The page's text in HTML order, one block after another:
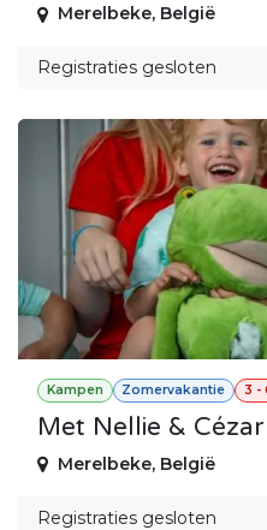
Merelbeke, België
Registraties gesloten
Kampen Zomervakantie 3 -
Met Nellie &
Merelbeke, België
Registraties gesloten